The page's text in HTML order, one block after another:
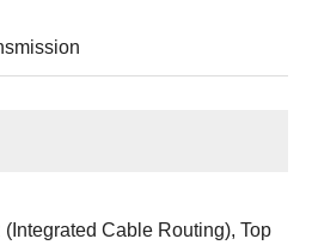
Cable Routing), Top